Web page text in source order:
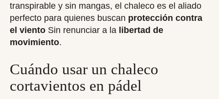
transpirable y sin mangas, el chaleco es el aliado
perfecto para quienes buscan protección contra
el viento Sin renunciar a la libertad de
movimiento.
Cuándo usar un chaleco
cortavientos en pádel